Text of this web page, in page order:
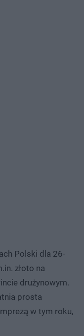
Polski dla 26-
złoto na
drużynowym.
prosta
w tym roku,